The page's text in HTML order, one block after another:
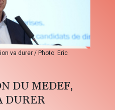
va durer / Photo: Eric
DU MEDEF,
DURER